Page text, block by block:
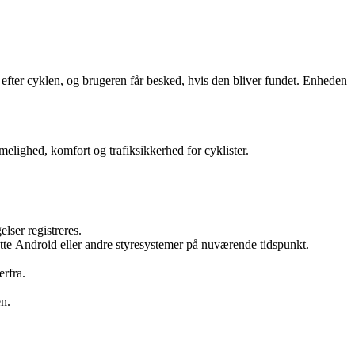
cyklen, og brugeren får besked, hvis den bliver fundet. Enheden
komfort og trafiksikkerhed for cyklister.
registreres.
Android eller andre styresystemer på nuværende tidspunkt.